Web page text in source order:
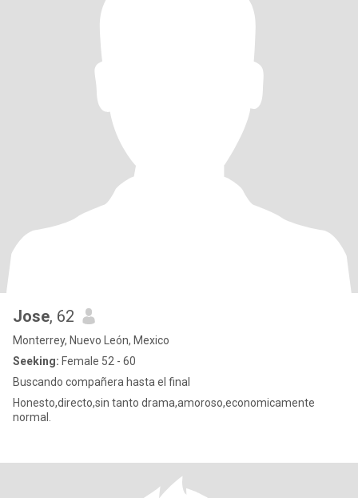
Jose, 62
Monterrey, Nuevo León, Mexico
Seeking: Female 52 - 60
Buscando compañera hasta el final
Honesto,directo,sin tanto drama,amoroso,economicamente
normal.